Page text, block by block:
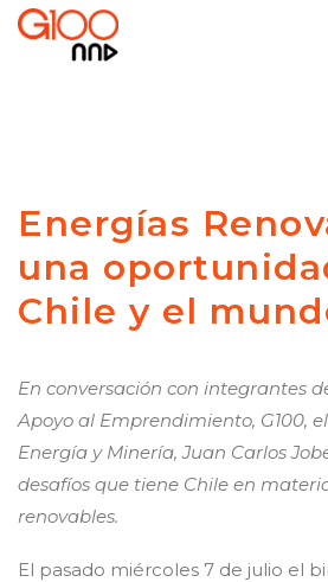
Energías
una
Chile y el
En conversación con integrantes
Apoyo al Emprendimiento, G100,
Energía y Minería, Juan Carlos
desafíos que tiene Chile en
renovables.
El pasado miércoles 7 de julio el